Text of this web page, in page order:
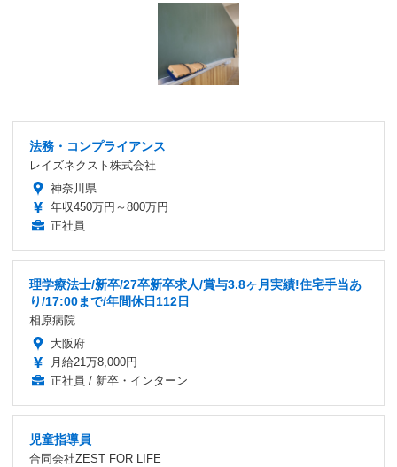
法務・コンプライアンス
レイズネクスト株式会社
神奈川県
年収450万円～800万円
正社員
理学療法士/新卒/27卒新卒求人/賞与3.8ヶ月実績!住宅手当あ
り/17:00まで/年間休日112日
相原病院
大阪府
月給21万8,000円
正社員 / 新卒・インターン
児童指導員
合同会社ZEST FOR LIFE